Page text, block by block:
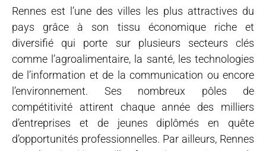
Rennes est l’une des villes les plus attractives du
pays grâce à son tissu économique riche et
diversifié qui porte sur plusieurs secteurs clés
comme l’agroalimentaire, la santé, les technologies
de l’information et de la communication ou encore
l’environnement. Ses nombreux pôles de
compétitivité attirent chaque année des milliers
d’entreprises et de jeunes diplômés en quête
d’opportunités professionnelles. Par ailleurs, Rennes